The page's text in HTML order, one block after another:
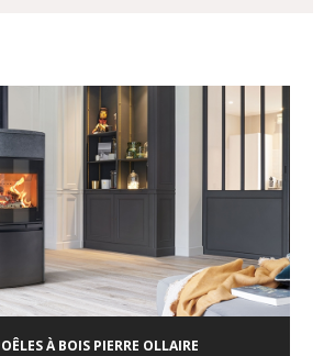
À BOIS PIERRE OLLAIRE